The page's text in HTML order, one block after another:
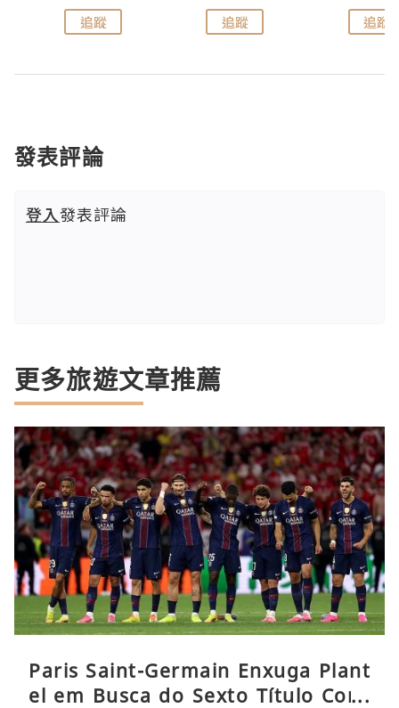
追蹤 追蹤 追蹤
發表評論
登入發表評論
更多旅遊文章推薦
Paris Saint-Germain Enxuga Plant
el em Busca do Sexto Título Cons